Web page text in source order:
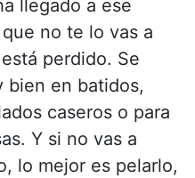
llegado a ese
no te lo vas a
perdido. Se
bien en batidos,
caseros o para
Y si no vas a
lo mejor es pelarlo,